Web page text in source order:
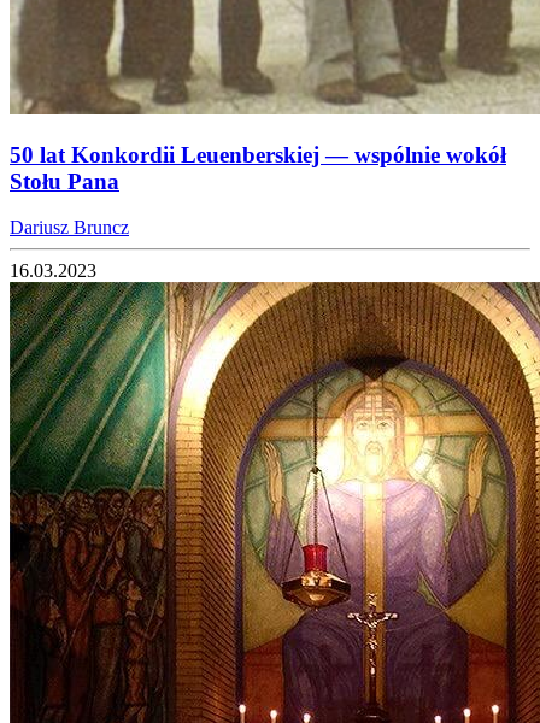
50 lat Konkordii Leuenberskiej — wspólnie wokół
Stołu Pana
Dariusz Bruncz
16.03.2023